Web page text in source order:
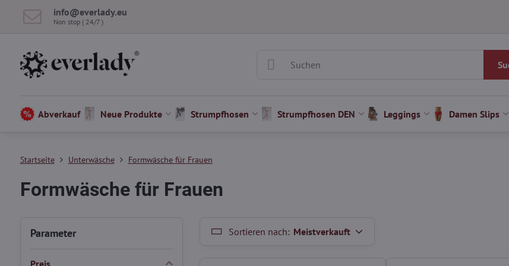
info​@everlady​.eu
Non stop ( 24/7 )
Abverkauf Neue Produkte Strumpfhosen Strumpfhosen DEN Leggings Damen Slips
Startseite Unterwäsche Formwäsche für Frauen
Formwäsche für Frauen
Sortieren nach: Meistverkauft
Parameter
Preis